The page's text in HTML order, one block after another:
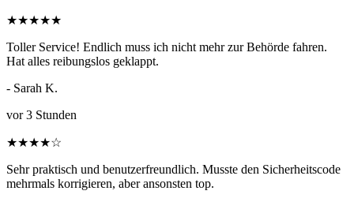
★★★★★
Toller Service! Endlich muss ich nicht mehr zur Behörde fahren.
Hat alles reibungslos geklappt.
- Sarah K.
vor 3 Stunden
★★★★☆
Sehr praktisch und benutzerfreundlich. Musste den Sicherheitscode
mehrmals korrigieren, aber ansonsten top.